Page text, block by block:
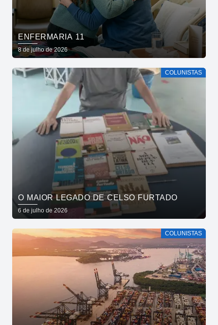
ENFERMARIA 11
8 de julho de 2026
COLUNISTAS
O MAIOR LEGADO DE CELSO FURTADO
6 de julho de 2026
COLUNISTAS